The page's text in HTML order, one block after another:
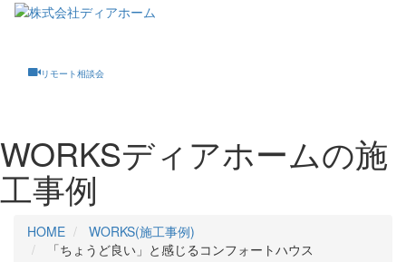
リモート相談会
WORKSディアホームの施
工事例
HOME
WORKS(施工事例)
「ちょうど良い」と感じるコンフォートハウス